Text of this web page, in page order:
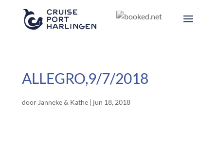
ALLEGRO,9/7/2018
door Janneke & Kathe| jun 18, 2018